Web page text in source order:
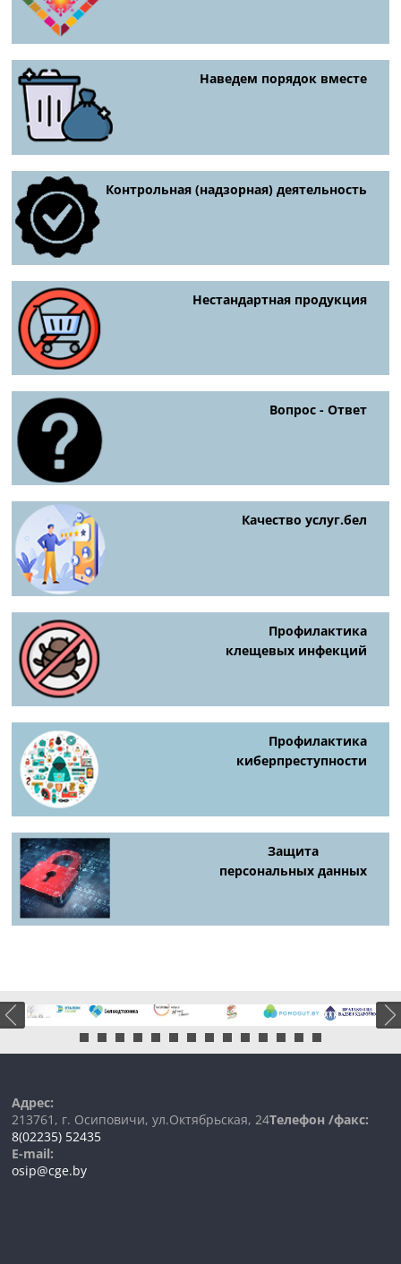
Наведем порядок вместе
Контрольная (надзорная) деятельность
Нестандартная продукция
Вопрос - Ответ
Качество услуг.бел
Профилактика
клещевых инфекций
Профилактика
киберпреступности
Защита
персональных данных
Адрес:
213761, г. Осиповичи, ул.Октябрьская, 24Телефон /факс:
8(02235) 52435
E-mail:
osip@cge.by